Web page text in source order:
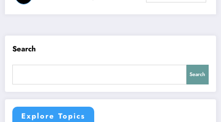
Search
Search
Explore Topics